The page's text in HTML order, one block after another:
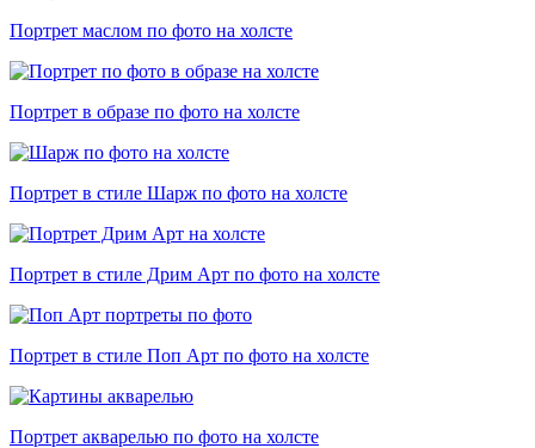
Портрет маслом по фото на холсте
Портрет в образе по фото на холсте
Портрет в стиле Шарж по фото на холсте
Портрет в стиле Дрим Арт по фото на холсте
Портрет в стиле Поп Арт по фото на холсте
Портрет акварелью по фото на холсте